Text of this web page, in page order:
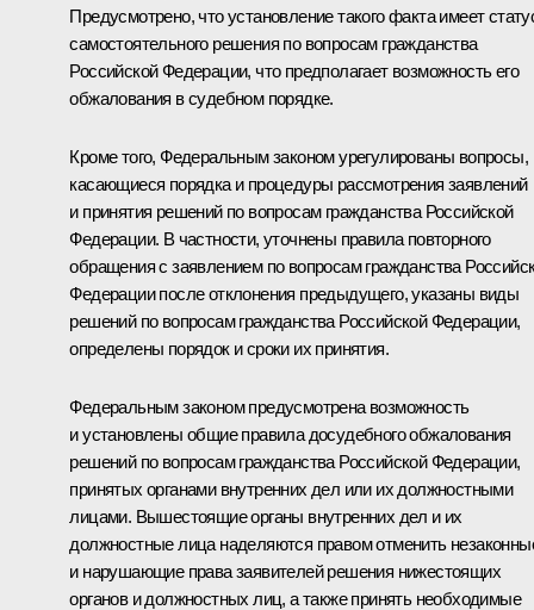
Предусмотрено, что установление такого факта имеет
самостоятельного решения по вопросам гражданства
Российской Федерации, что предполагает возможность его
обжалования в судебном порядке.
Кроме того, Федеральным законом урегулированы вопросы,
касающиеся порядка и процедуры рассмотрения заявлений
и принятия решений по вопросам гражданства Российской
Федерации. В частности, уточнены правила повторного
обращения с заявлением по вопросам гражданства
Федерации после отклонения предыдущего, указаны виды
решений по вопросам гражданства Российской Федерации,
определены порядок и сроки их принятия.
Федеральным законом предусмотрена возможность
и установлены общие правила досудебного обжалования
решений по вопросам гражданства Российской Федерации,
принятых органами внутренних дел или их должностными
лицами. Вышестоящие органы внутренних дел и их
должностные лица наделяются правом отменить
и нарушающие права заявителей решения нижестоящих
органов и должностных лиц, а также принять необходимые